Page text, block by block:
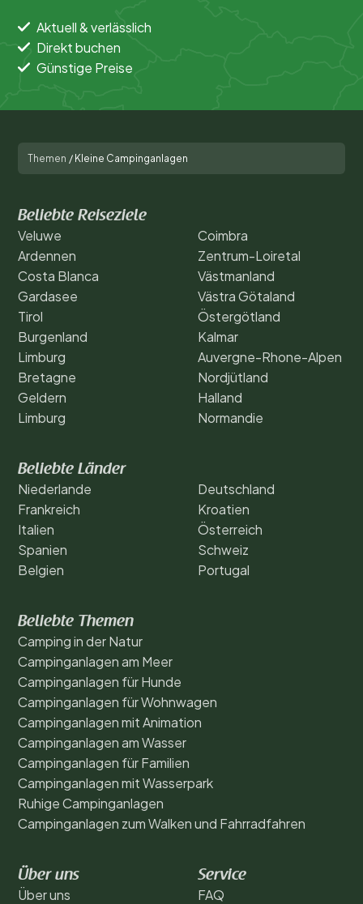
Aktuell & verlässlich
Direkt buchen
Günstige Preise
Themen / Kleine Campinganlagen
Beliebte Reiseziele
Veluwe
Ardennen
Costa Blanca
Gardasee
Tirol
Burgenland
Limburg
Bretagne
Geldern
Limburg
Coimbra
Zentrum-Loiretal
Västmanland
Västra Götaland
Östergötland
Kalmar
Auvergne-Rhone-Alpen
Nordjütland
Halland
Normandie
Beliebte Länder
Niederlande
Frankreich
Italien
Spanien
Belgien
Deutschland
Kroatien
Österreich
Schweiz
Portugal
Beliebte Themen
Camping in der Natur
Campinganlagen am Meer
Campinganlagen für Hunde
Campinganlagen für Wohnwagen
Campinganlagen mit Animation
Campinganlagen am Wasser
Campinganlagen für Familien
Campinganlagen mit Wasserpark
Ruhige Campinganlagen
Campinganlagen zum Walken und Fahrradfahren
Über uns
Über uns
Service
FAQ